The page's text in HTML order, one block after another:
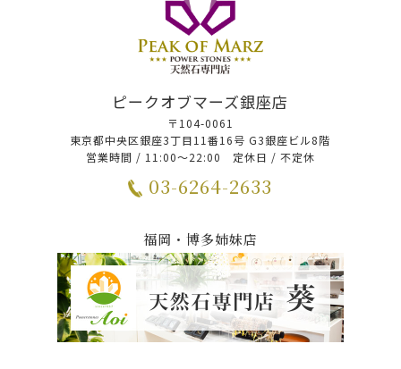
ピークオブマーズ銀座店
〒104-0061
東京都中央区銀座3丁目11番16号 G3銀座ビル8階
営業時間 / 11:00～22:00 定休日 / 不定休
03-6264-2633
福岡・博多姉妹店